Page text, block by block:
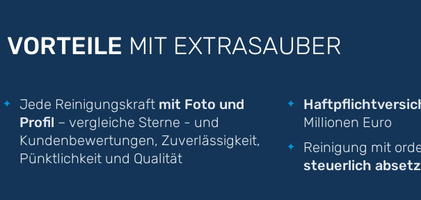
VORTEILE MIT EXTRASAUBER
Jede Reinigungskraft mit Foto und
Profil – vergleiche Sterne - und
Kundenbewertungen, Zuverlässigkeit,
Pünktlichkeit und Qualität
Millionen Euro
Reinigung mit
steuerlich